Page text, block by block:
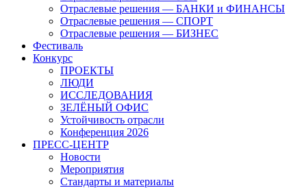
Отраслевые решения — БАНКИ и ФИНАНСЫ
Отраслевые решения — СПОРТ
Отраслевые решения — БИЗНЕС
Фестиваль
Конкурс
ПРОЕКТЫ
ЛЮДИ
ИССЛЕДОВАНИЯ
ЗЕЛЁНЫЙ ОФИС
Устойчивость отрасли
Конференция 2026
ПРЕСС-ЦЕНТР
Новости
Мероприятия
Стандарты и материалы